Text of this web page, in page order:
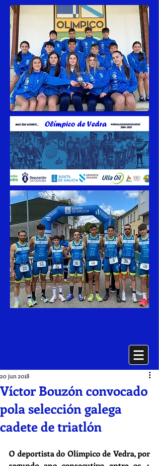
Víctor Bouzón convocado
pola selección galega
cadete de triatlón
20 jun 2018
O deportista do Olímpico de Vedra, por